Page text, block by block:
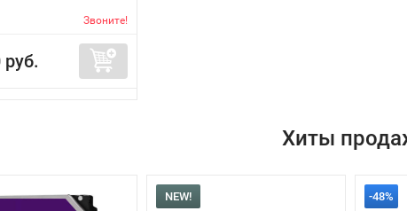
Звоните!
руб.
Хиты
NEW! -48%